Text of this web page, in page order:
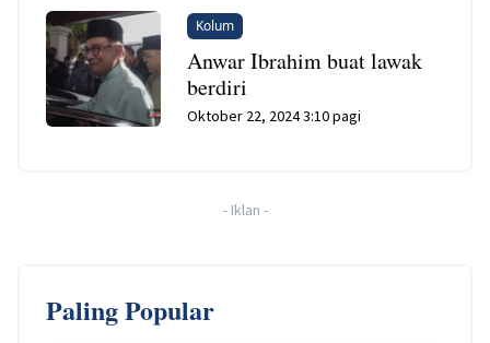
Kolum
Anwar Ibrahim buat lawak
berdiri
Oktober 22, 2024 3:10 pagi
- Iklan -
Paling Popular